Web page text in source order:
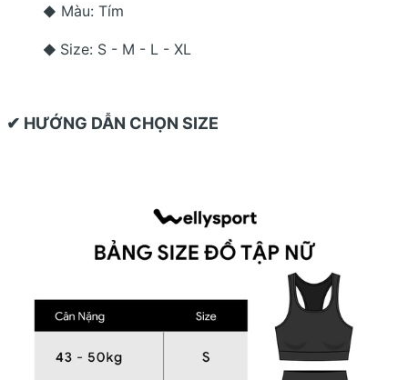
◆ Màu: Tím
◆ Size: S - M - L - XL
✔ HƯỚNG DẪN CHỌN SIZE